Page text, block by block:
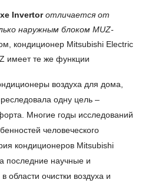
Invertor отличается от
наружным блоком MUZ-
кондиционер Mitsubishi Electric
имеет те же функции
воздуха для дома,
одну цель –
Многие годы исследований
человеческого
кондиционеров Mitsubishi
последние научные и
области очистки воздуха и